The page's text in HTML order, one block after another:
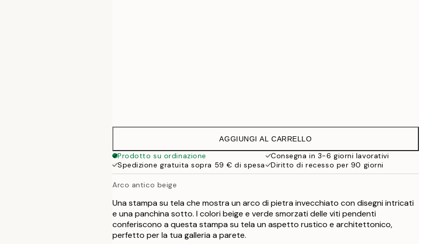
AGGIUNGI AL CARRELLO
Prodotto su ordinazione
Consegna in 3-6 giorni lavorativi
Spedizione gratuita sopra 59 € di spesa
Diritto di recesso per 90 giorni
Arco antico beige
Una stampa su tela che mostra un arco di pietra invecchiato con disegni intricati
e una panchina sotto. I colori beige e verde smorzati delle viti pendenti
conferiscono a questa stampa su tela un aspetto rustico e architettonico,
perfetto per la tua galleria a parete.